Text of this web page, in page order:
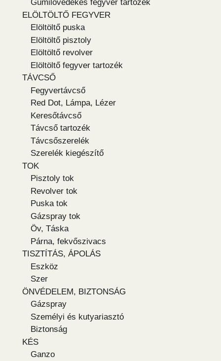
Gumilövedékes fegyver tartozék
ELÖLTÖLTŐ FEGYVER
Elöltöltő puska
Elöltöltő pisztoly
Elöltöltő revolver
Elöltöltő fegyver tartozék
TÁVCSŐ
Fegyvertávcső
Red Dot, Lámpa, Lézer
Keresőtávcső
Távcső tartozék
Távcsőszerelék
Szerelék kiegészítő
TOK
Pisztoly tok
Revolver tok
Puska tok
Gázspray tok
Öv, Táska
Párna, fekvőszivacs
TISZTÍTÁS, ÁPOLÁS
Eszköz
Szer
ÖNVÉDELEM, BIZTONSÁG
Gázspray
Személyi és kutyariasztó
Biztonság
KÉS
Ganzo